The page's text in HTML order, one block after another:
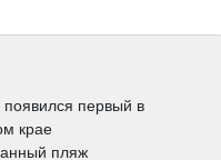
появился первый в
крае
пляж